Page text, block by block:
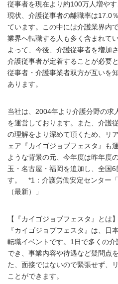
従事者を現在より約100万人増や
現状、介護従事者の離職率は17.0
ています。この中には介護業界内
業界へ転職する人も多く含まれてい
よって、今後、介護従事者を増加
介護従事者が定着することが必要
従事者・介護事業者双方が互いを
あります。
当社は、2004年より介護分野の求
を運営しております。また、介護
の理解をより深めて頂くため、リ
ェア『カイゴジョブフェスタ』も
ような背景の元、今年度は昨年度
玉・名古屋・福岡を追加し、全国
す。 *1：介護労働安定センター
（最新）」
【『カイゴジョブフェスタ』とは】
『カイゴジョブフェスタ』は、日
転職イベントです。1日で多くの
でき、事業内容や待遇など疑問点
た、面接ではないので緊張せず、
ことができます。